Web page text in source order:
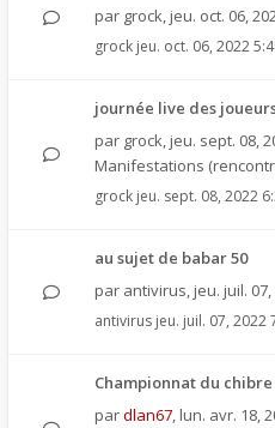
par grock, jeu. oct. 06,
grock jeu. oct. 06, 2022
journée live des
par grock, jeu. sept. 08,
Manifestations
grock jeu. sept. 08, 2022
au sujet de babar 50
par antivirus, jeu. juil.
antivirus jeu. juil. 07, 2022
Championnat du chibre
pardlan67, lun. avr. 18,